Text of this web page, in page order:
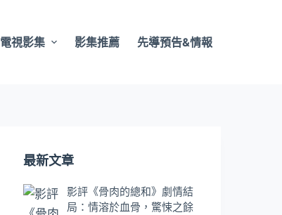
電視影集 影集推薦 先導預告&情報
最新文章
影評《骨肉的總和》劇情結
局：情溶於血骨，驚悚之餘